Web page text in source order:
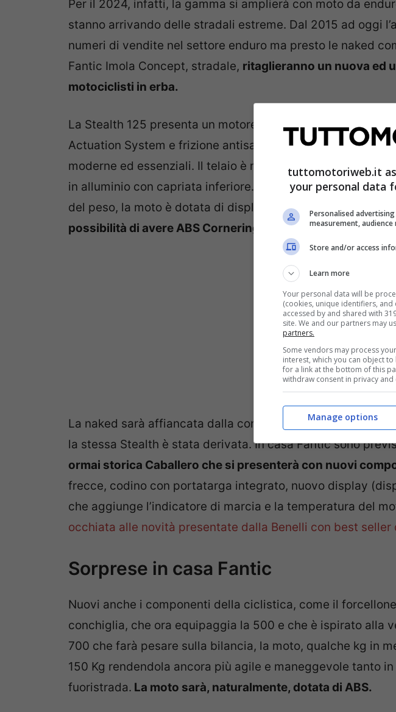
Per il 2024, infatti, la gamma si amplierà con moto da
stanno arrivando delle stradali estreme. Dal 2015 ad oggi
numeri di vendite nel settore enduro ma presto le naked
Fantic Imola Concept, stradale, ritaglieranno un nuova ed
motociclisti in erba.
La Stealth 125 presenta un motore Minarelli 125 4T ed è
Actuation System e frizione antisaltellamento. E’ una
moderne ed essenziali. Il telaio è misto, acciaio-alluminio, e
in alluminio con capriata inferiore. E tutto è pensato
del peso, la moto è dotata di display TFT da 5″ con
possibilità di avere ABS Cornering e Traction Control.
La naked sarà affiancata dalla concept model Imola una
la stessa Stealth è stata derivata. In casa Fantic sono
ormai storica Caballero che si presenterà con nuovi
frecce, codino con portatarga integrato, nuovo display
che aggiunge l’indicatore di marcia e la temperatura del
occhiata alle novità presentate dalla Benelli con best seller
Sorprese in casa Fantic
Nuovi anche i componenti della ciclistica, come il
conchiglia, che ora equipaggia la 500 e che è ispirato alla
700 che farà pesare sulla bilancia, la moto, qualche kg in
150 Kg rendendola ancora più agile e maneggevole tanto
fuoristrada. La moto sarà, naturalmente, dotata di ABS.
tuttomotoriweb.it
your personal data
Personalised
measurement,
Store and/or access
Learn more
Your personal data will be
(cookies, unique identifiers,
accessed by and shared with
site. We and our partners may
partners.
Some vendors may process
interest, which you can object
for a link at the bottom of this
withdraw consent in privacy and
Manage options